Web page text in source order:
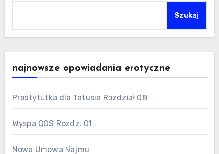
Szukaj
najnowsze opowiadania erotyczne
Prostytutka dla Tatusia Rozdział 08
Wyspa QOS Rozdz. 01
Nowa Umowa Najmu